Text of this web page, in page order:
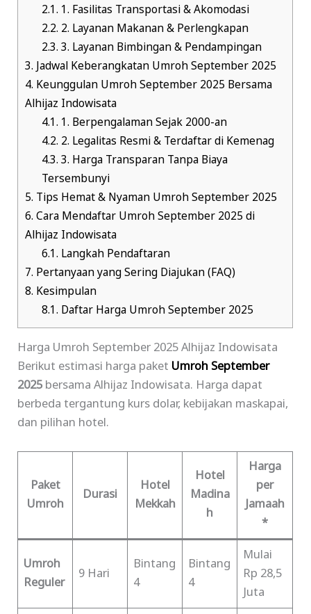
2.1. 1. Fasilitas Transportasi & Akomodasi
2.2. 2. Layanan Makanan & Perlengkapan
2.3. 3. Layanan Bimbingan & Pendampingan
3. Jadwal Keberangkatan Umroh September 2025
4. Keunggulan Umroh September 2025 Bersama
Alhijaz Indowisata
4.1. 1. Berpengalaman Sejak 2000-an
4.2. 2. Legalitas Resmi & Terdaftar di Kemenag
4.3. 3. Harga Transparan Tanpa Biaya
Tersembunyi
5. Tips Hemat & Nyaman Umroh September 2025
6. Cara Mendaftar Umroh September 2025 di
Alhijaz Indowisata
6.1. Langkah Pendaftaran
7. Pertanyaan yang Sering Diajukan (FAQ)
8. Kesimpulan
8.1. Daftar Harga Umroh September 2025
Harga Umroh September 2025 Alhijaz Indowisata
Berikut estimasi harga paket Umroh September
2025 bersama Alhijaz Indowisata. Harga dapat
berbeda tergantung kurs dolar, kebijakan maskapai,
dan pilihan hotel.
Paket
Umroh
Durasi
Hotel
Mekkah
Hotel
Madina
h
Harga
per
Jamaah
*
Umroh
Reguler
9 Hari
Bintang
4
Bintang
4
Mulai
Rp 28,5
Juta